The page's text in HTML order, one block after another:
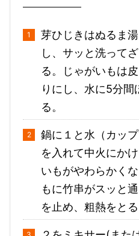
芽ひじきはぬるま
し、サッと洗って
る。じゃがいもは
りにし、水に5分間
る。
鍋に１と水（カッ
を入れて中火にか
いもがやわらかく
もに竹串がスッと
を止め、粗熱をとる